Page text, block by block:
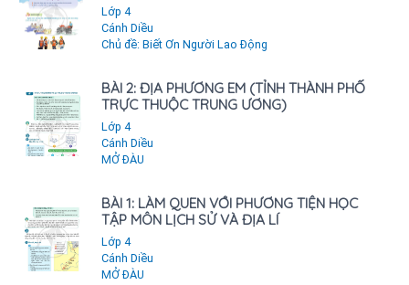
Lớp 4
Cánh Diều
Chủ đề: Biết Ơn Người Lao Động
BÀI 2: ĐỊA PHƯƠNG EM (TỈNH THÀNH PHỐ
TRỰC THUỘC TRUNG ƯƠNG)
Lớp 4
Cánh Diều
MỞ ĐÀU
BÀI 1: LÀM QUEN VỚI PHƯƠNG TIỆN HỌC
TẬP MÔN LỊCH SỬ VÀ ĐỊA LÍ
Lớp 4
Cánh Diều
MỞ ĐÀU